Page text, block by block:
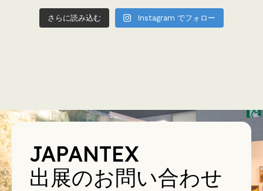
さらに読み込む Instagram でフォロー
JAPANTEX
出展のお問い合わせ